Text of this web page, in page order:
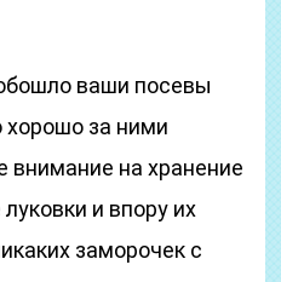
ваши посевы
хорошо за ними
внимание на хранение
и впору их
заморочек с